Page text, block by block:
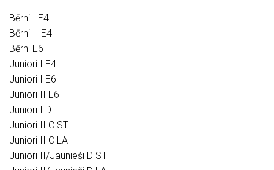
Bērni I E4
Bērni II E4
Bērni E6
Juniori I E4
Juniori I E6
Juniori II E6
Juniori I D
Juniori II C ST
Juniori II C LA
Juniori II/Jaunieši D ST